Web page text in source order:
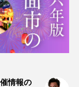
情報の